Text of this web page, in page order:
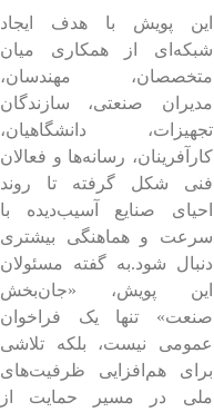
این پویش با هدف ایجاد
شبکه‌ای از همکاری میان
متخصصان، مهندسان،
مدیران صنعتی، سازندگان
تجهیزات، دانشگاهیان،
کارآفرینان، رسانه‌ها و فعالان
فنی شکل گرفته تا روند
احیای صنایع آسیب‌دیده با
سرعت و هماهنگی بیشتری
دنبال شود.به گفته مسئولان
این پویش، «جان‌بخش
صنعت» تنها یک فراخوان
عمومی نیست، بلکه تلاشی
برای هم‌افزایی ظرفیت‌های
ملی در مسیر حمایت از